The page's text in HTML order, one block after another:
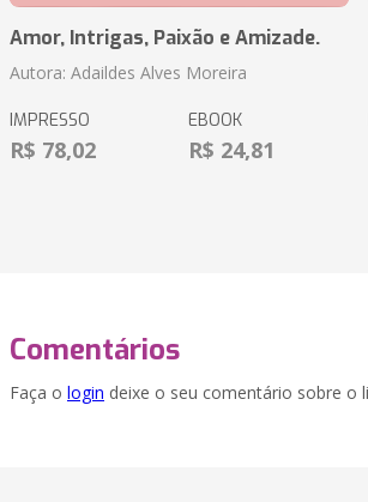
Amor, Intrigas, Paixão e Amizade.
Autora: Adaildes Alves Moreira
IMPRESSO
R$ 78,02
EBOOK
R$ 24,81
Comentários
Faça o login deixe o seu comentário sobre o